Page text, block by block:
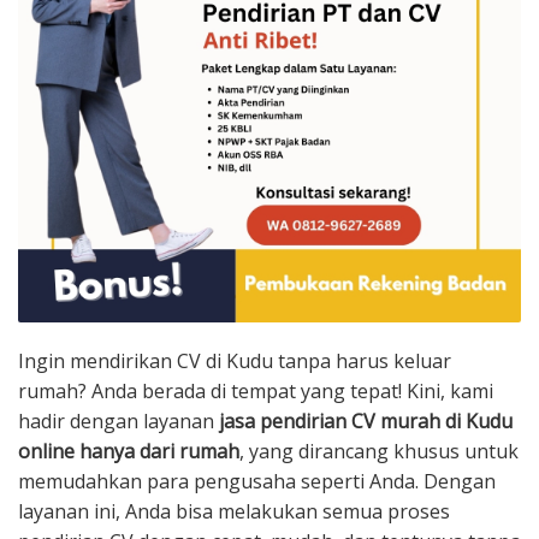
Ingin mendirikan CV di Kudu tanpa harus keluar
rumah? Anda berada di tempat yang tepat! Kini, kami
hadir dengan layanan jasa pendirian CV murah di Kudu
online hanya dari rumah, yang dirancang khusus untuk
memudahkan para pengusaha seperti Anda. Dengan
layanan ini, Anda bisa melakukan semua proses